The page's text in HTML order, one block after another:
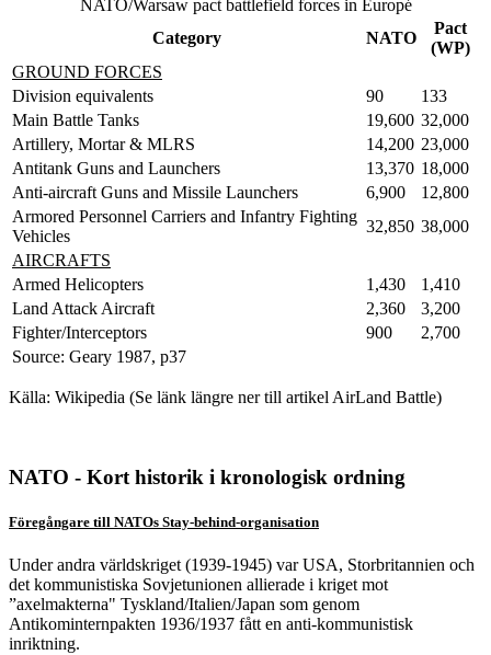
NATO/Warsaw pact battlefield forces in Europé
Category
NATO
Pact
(WP)
GROUND FORCES
Division equivalents
90
133
Main Battle Tanks
19,600 32,000
Artillery, Mortar & MLRS
14,200 23,000
Antitank Guns and Launchers
13,370 18,000
Anti-aircraft Guns and Missile Launchers
6,900
12,800
Armored Personnel Carriers and Infantry Fighting
Vehicles
32,850 38,000
AIRCRAFTS
Armed Helicopters
1,430
1,410
Land Attack Aircraft
2,360
3,200
Fighter/Interceptors
900
2,700
Source: Geary 1987, p37
Källa: Wikipedia (Se länk längre ner till artikel AirLand Battle)
NATO - Kort historik i kronologisk ordning
Föregångare till NATOs Stay-behind-organisation
Under andra världskriget (1939-1945) var USA, Storbritannien och
det kommunistiska Sovjetunionen allierade i kriget mot
”axelmakterna" Tyskland/Italien/Japan som genom
Antikominternpakten 1936/1937 fått en anti-kommunistisk
inriktning.